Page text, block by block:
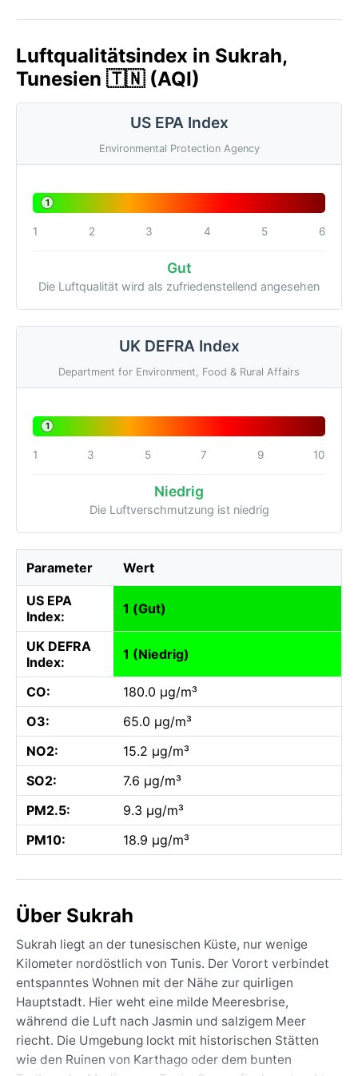
Luftqualitätsindex in Sukrah,
Tunesien 🇹🇳 (AQI)
US EPA Index
Environmental Protection Agency
1
1 2 3 4 5 6
Gut
Die Luftqualität wird als zufriedenstellend angesehen
UK DEFRA Index
Department for Environment, Food & Rural Affairs
1
1 3 5 7 9 10
Niedrig
Die Luftverschmutzung ist niedrig
Parameter Wert
US EPA
Index:
1 (Gut)
UK DEFRA
Index:
1 (Niedrig)
CO:
180.0 µg/m³
O3:
65.0 µg/m³
NO2:
15.2 µg/m³
SO2:
7.6 µg/m³
PM2.5:
9.3 µg/m³
PM10:
18.9 µg/m³
Über Sukrah
Sukrah liegt an der tunesischen Küste, nur wenige
Kilometer nordöstlich von Tunis. Der Vorort verbindet
entspanntes Wohnen mit der Nähe zur quirligen
Hauptstadt. Hier weht eine milde Meeresbrise,
während die Luft nach Jasmin und salzigem Meer
riecht. Die Umgebung lockt mit historischen Stätten
wie den Ruinen von Karthago oder dem bunten